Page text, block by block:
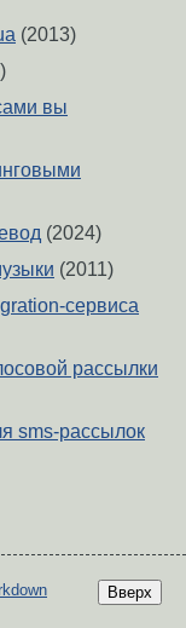
(2013)
вы
(2024)
(2011)
сервиса
рассылки
sms-рассылок
Вверх